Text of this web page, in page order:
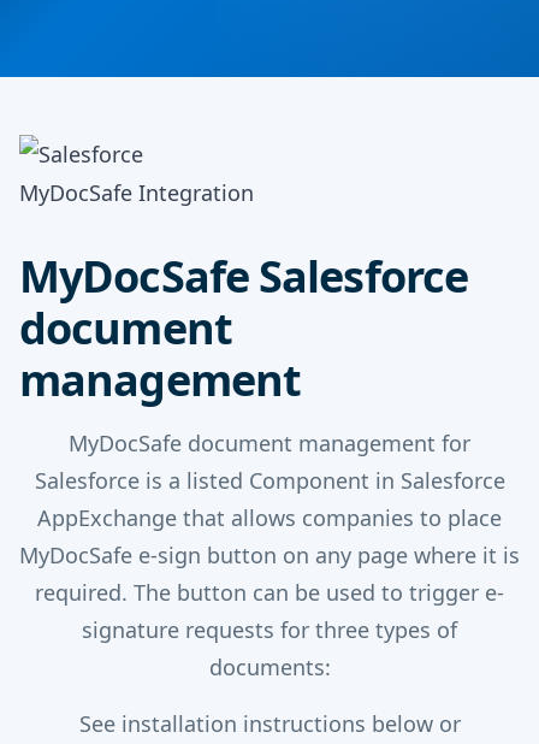
MyDocSafe Integration
MyDocSafe Salesforce
document
management
MyDocSafe document management for
Salesforce is a listed Component in Salesforce
AppExchange that allows companies to place
MyDocSafe e-sign button on any page where it is
required. The button can be used to trigger e-
signature requests for three types of
documents:
See installation instructions below or